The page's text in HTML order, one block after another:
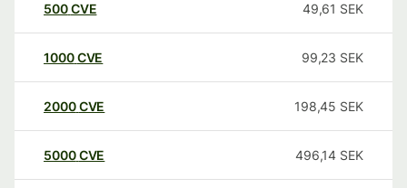
500CVE 49,61 SEK
1000CVE 99,23 SEK
2000CVE 198,45 SEK
5000CVE 496,14 SEK